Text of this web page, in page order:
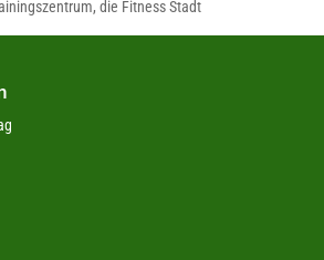
die Fitness Stadt